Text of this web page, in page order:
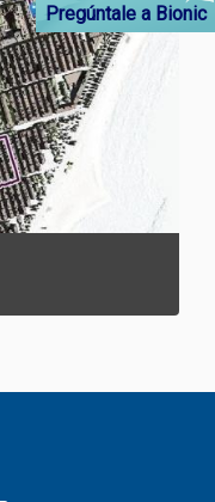
Pregúntale a Bionic